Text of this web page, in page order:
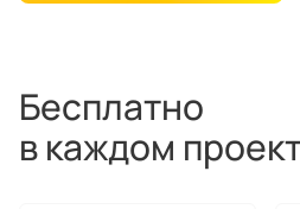
Бесплатно
в каждом